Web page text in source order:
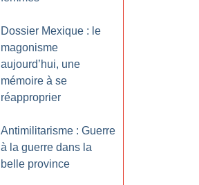
Dossier Mexique : le
magonisme
aujourd’hui, une
mémoire à se
réapproprier
Antimilitarisme : Guerre
à la guerre dans la
belle province